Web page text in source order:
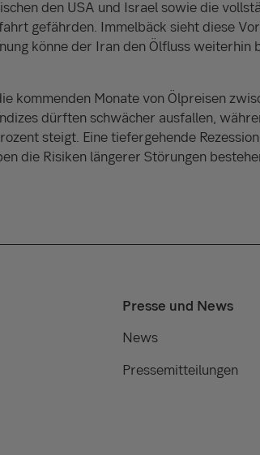
den USA und Israel sowie die
gefährden. Immelbäck sieht diese
könne der Iran den Ölfluss weiterhin
kommenden Monate von Ölpreisen
dürften schwächer ausfallen,
steigt. Eine tiefergehende
die Risiken längerer Störungen
Presse und News
News
Pressemitteilungen